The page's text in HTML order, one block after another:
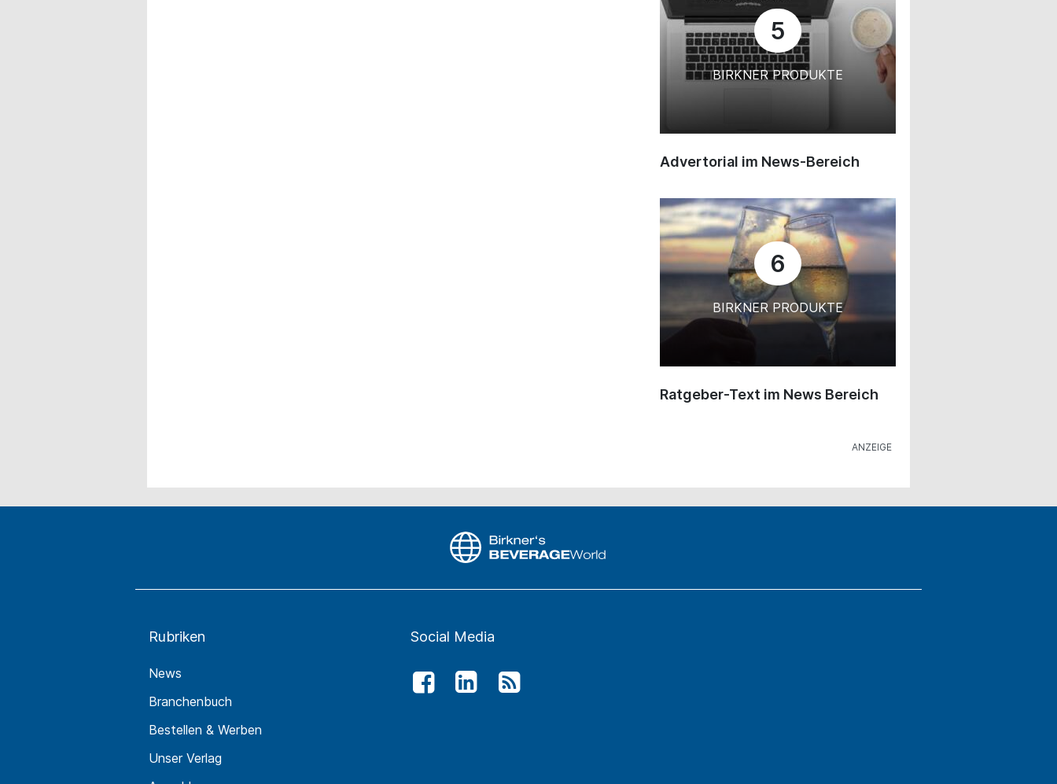
5
BIRKNER PRODUKTE
Advertorial im News-Bereich
6
BIRKNER PRODUKTE
Ratgeber-Text im News Bereich
Rubriken
News
Branchenbuch
Bestellen & Werben
Unser Verlag
Social Media